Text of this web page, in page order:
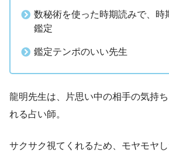
数秘術を使った時期読みで、時
鑑定
鑑定テンポのいい先生
龍明先生は、片思い中の相手の気持
れる占い師。
サクサク視てくれるため、モヤモヤ